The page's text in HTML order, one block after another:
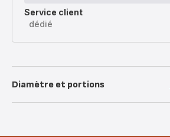
Service client
dédié
Diamètre et portions